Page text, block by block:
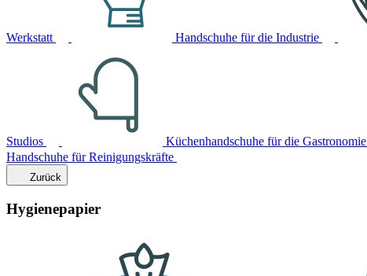
Werkstatt Handschuhe für die Industrie
Studios Küchenhandschuhe für die Gastronomie
Handschuhe für Reinigungskräfte
Zurück
Hygienepapier